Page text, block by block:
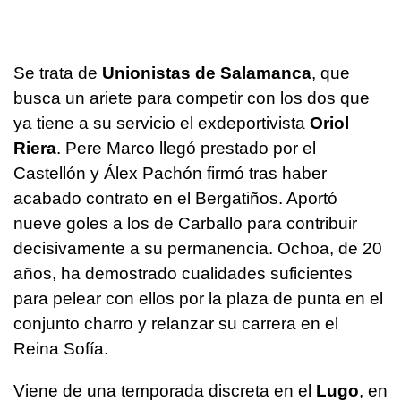
Se trata de Unionistas de Salamanca, que
busca un ariete para competir con los dos que
ya tiene a su servicio el exdeportivista Oriol
Riera. Pere Marco llegó prestado por el
Castellón y Álex Pachón firmó tras haber
acabado contrato en el Bergatiños. Aportó
nueve goles a los de Carballo para contribuir
decisivamente a su permanencia. Ochoa, de 20
años, ha demostrado cualidades suficientes
para pelear con ellos por la plaza de punta en el
conjunto charro y relanzar su carrera en el
Reina Sofía.
Viene de una temporada discreta en el Lugo, en